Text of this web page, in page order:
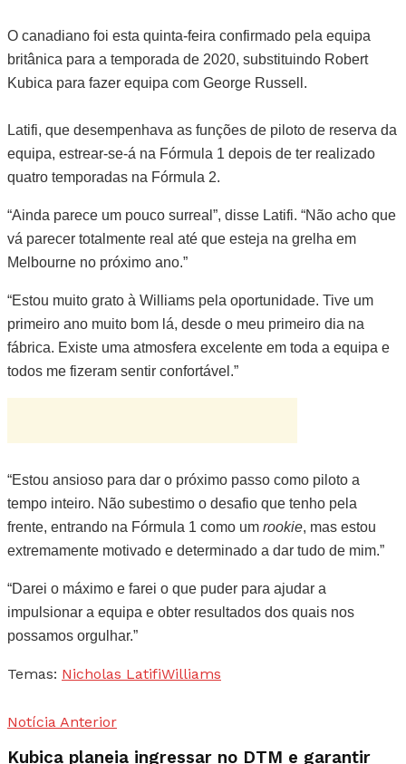
O canadiano foi esta quinta-feira confirmado pela equipa
britânica para a temporada de 2020, substituindo Robert
Kubica para fazer equipa com George Russell.
Latifi, que desempenhava as funções de piloto de reserva da
equipa, estrear-se-á na Fórmula 1 depois de ter realizado
quatro temporadas na Fórmula 2.
“Ainda parece um pouco surreal”, disse Latifi. “Não acho que
vá parecer totalmente real até que esteja na grelha em
Melbourne no próximo ano.”
“Estou muito grato à Williams pela oportunidade. Tive um
primeiro ano muito bom lá, desde o meu primeiro dia na
fábrica. Existe uma atmosfera excelente em toda a equipa e
todos me fizeram sentir confortável.”
“Estou ansioso para dar o próximo passo como piloto a
tempo inteiro. Não subestimo o desafio que tenho pela
frente, entrando na Fórmula 1 como um rookie, mas estou
extremamente motivado e determinado a dar tudo de mim.”
“Darei o máximo e farei o que puder para ajudar a
impulsionar a equipa e obter resultados dos quais nos
possamos orgulhar.”
Temas: Nicholas LatifiWilliams
Notícia Anterior
Kubica planeia ingressar no DTM e garantir